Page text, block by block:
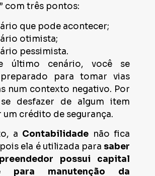
com três pontos:
que pode acontecer;
otimista;
pessimista.
último cenário, você se
para tomar vias
num contexto negativo. Por
desfazer de algum item
um crédito de segurança.
a Contabilidade não fica
ela é utilizada para saber
possui capital
para manutenção da